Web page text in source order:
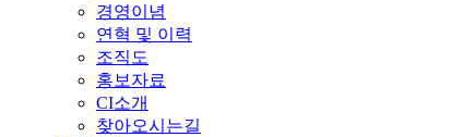
경영이념
연혁 및 이력
조직도
홍보자료
CI소개
찾아오시는길